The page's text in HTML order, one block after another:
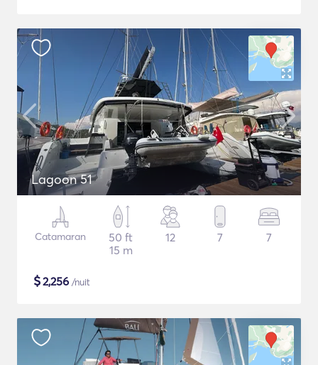
Lagoon 51
Catamaran
50 ft
15 m
12 7 7
$2,256 /nuit